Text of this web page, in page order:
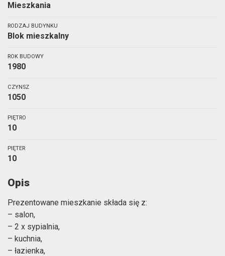
Mieszkania
RODZAJ BUDYNKU
Blok mieszkalny
ROK BUDOWY
1980
CZYNSZ
1050
PIĘTRO
10
PIĘTER
10
Opis
Prezentowane mieszkanie składa się z:
– salon,
– 2 x sypialnia,
– kuchnia,
– łazienka,